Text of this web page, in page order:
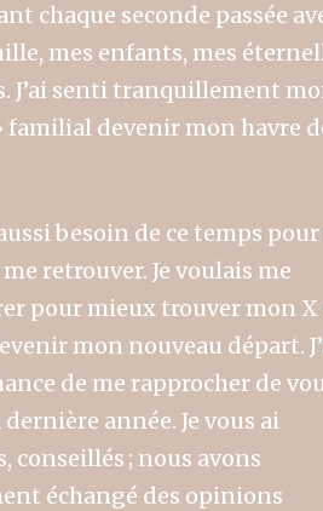
FAMILLE
–
chaque seconde passée
mes enfants, mes
J’ai senti tranquillement
familial devenir mon havre
aussi besoin de ce temps
retrouver. Je voulais me
pour mieux trouver mon
mon nouveau départ.
de me rapprocher de
année. Je vous ai
conseillés ; nous avons
échangé des opinions